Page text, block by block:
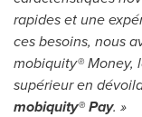
rapides et une
ces besoins, nous
mobiquity® Money,
supérieur en
mobiquity® Pay. »